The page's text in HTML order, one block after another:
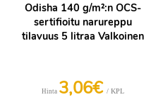
Odisha 140 g/m²:n OCS-
sertifioitu narureppu
tilavuus 5 litraa Valkoinen
Hinta 3,06€ / KPL